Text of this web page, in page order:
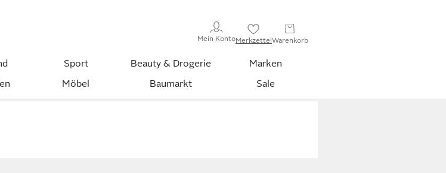
Mein KontoMerkzettelWarenkorb
Sport Beauty & Drogerie
Marken
Möbel Baumarkt Sale